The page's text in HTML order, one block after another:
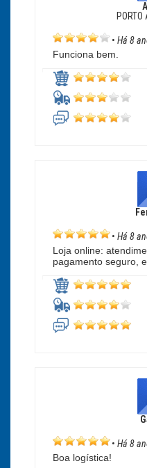
PORTO
• Há 8
Funciona bem.
• Há 8
Loja online:
pagamento seguro,
• Há 8
Boa logística!